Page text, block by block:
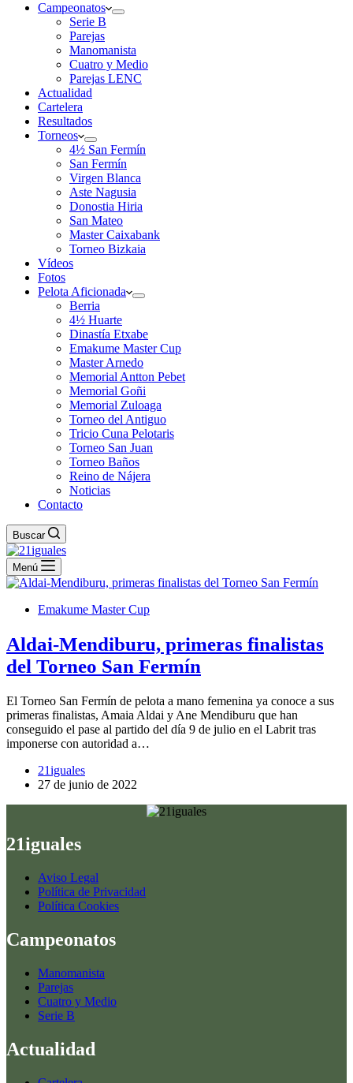
Campeonatos
Serie B
Parejas
Manomanista
Cuatro y Medio
Parejas LENC
Actualidad
Cartelera
Resultados
Torneos
4½ San Fermín
San Fermín
Virgen Blanca
Aste Nagusia
Donostia Hiria
San Mateo
Master Caixabank
Torneo Bizkaia
Vídeos
Fotos
Pelota Aficionada
Berria
4½ Huarte
Dinastía Etxabe
Emakume Master Cup
Master Arnedo
Memorial Antton Pebet
Memorial Goñi
Memorial Zuloaga
Torneo del Antiguo
Tricio Cuna Pelotaris
Torneo San Juan
Torneo Baños
Reino de Nájera
Noticias
Contacto
Buscar
Menú
Emakume Master Cup
Aldai-Mendiburu, primeras finalistas
del Torneo San Fermín
El Torneo San Fermín de pelota a mano femenina ya conoce a sus
primeras finalistas, Amaia Aldai y Ane Mendiburu que han
conseguido el pase al partido del día 9 de julio en el Labrit tras
imponerse con autoridad a…
21iguales
27 de junio de 2022
21iguales
Aviso Legal
Política de Privacidad
Política Cookies
Campeonatos
Manomanista
Parejas
Cuatro y Medio
Serie B
Actualidad